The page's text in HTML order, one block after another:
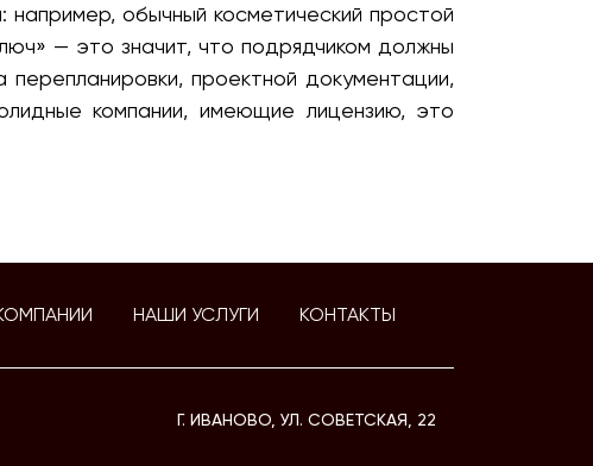
обычный косметический простой
— это значит, что подрядчиком должны
проектной документации,
компании, имеющие лицензию, это
НАШИ УСЛУГИ КОНТАКТЫ
Г. ИВАНОВО, УЛ. СОВЕТСКАЯ, 22